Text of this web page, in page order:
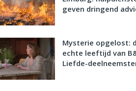
geven dringend
Mysterie opgelost:
echte leeftijd van
Liefde-